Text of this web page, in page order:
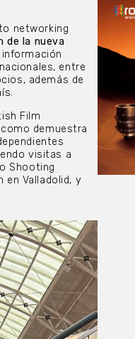
networking
de la nueva
entre
además de
Film
demuestra
visitas a
Shooting
en Valladolid, y